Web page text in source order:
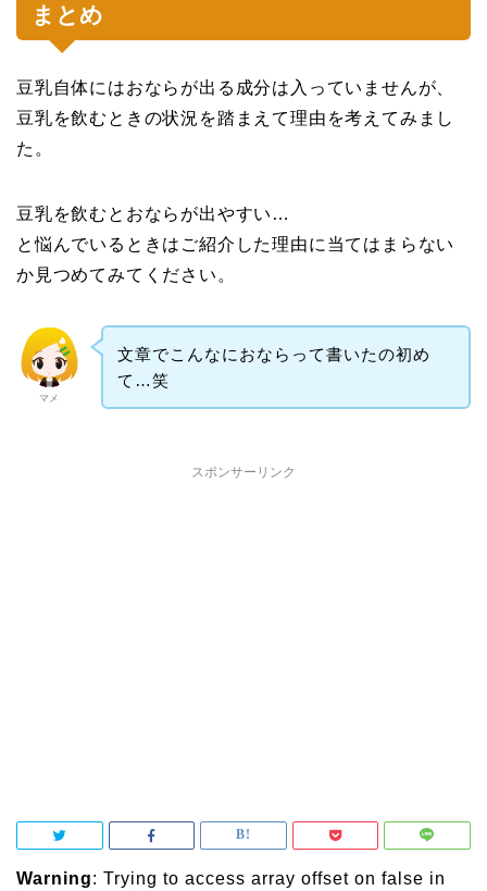
まとめ
豆乳自体にはおならが出る成分は入っていませんが、
豆乳を飲むときの状況を踏まえて理由を考えてみまし
た。
豆乳を飲むとおならが出やすい…
と悩んでいるときはご紹介した理由に当てはまらない
か見つめてみてください。
マメ
文章でこんなにおならって書いたの初め
て…笑
スポンサーリンク
Warning: Trying to access array offset on false in